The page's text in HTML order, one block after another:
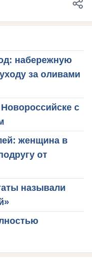
набережную
за оливами
с
женщина в
от
называли